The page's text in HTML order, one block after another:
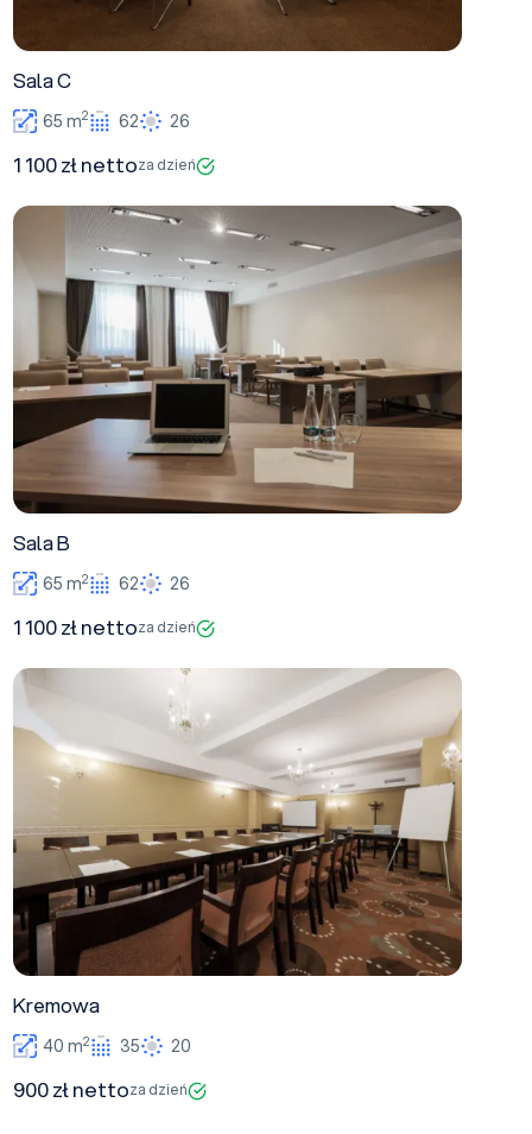
Sala C
65 m2 62 26
1 100 zł nettoza dzień
Sala B
65 m2 62 26
1 100 zł nettoza dzień
Kremowa
Kremowa
40 m2 35 20
900 zł nettoza dzień